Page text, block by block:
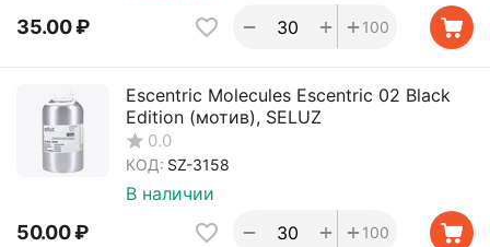
35.00₽ + 100
+
−
Escentric Molecules Escentric 02 Black
Edition (мотив), SELUZ
0.0
КОД: SZ-3158
В наличии
50.00₽ + 100
+
−